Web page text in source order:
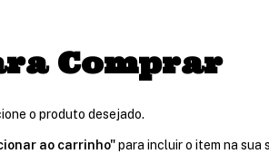
Comprar
o produto desejado.
ao carrinho"para incluir o item na sua